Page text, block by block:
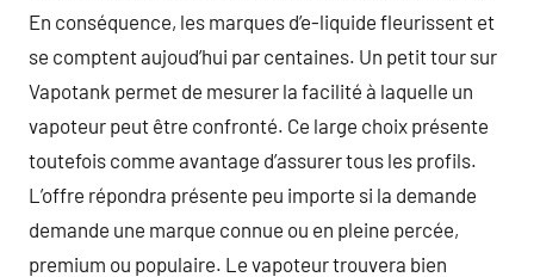
En conséquence, les marques d’e-liquide fleurissent et
se comptent aujoud’hui par centaines. Un petit tour sur
Vapotank permet de mesurer la facilité à laquelle un
vapoteur peut être confronté. Ce large choix présente
toutefois comme avantage d’assurer tous les profils.
L’offre répondra présente peu importe si la demande
demande une marque connue ou en pleine percée,
premium ou populaire. Le vapoteur trouvera bien